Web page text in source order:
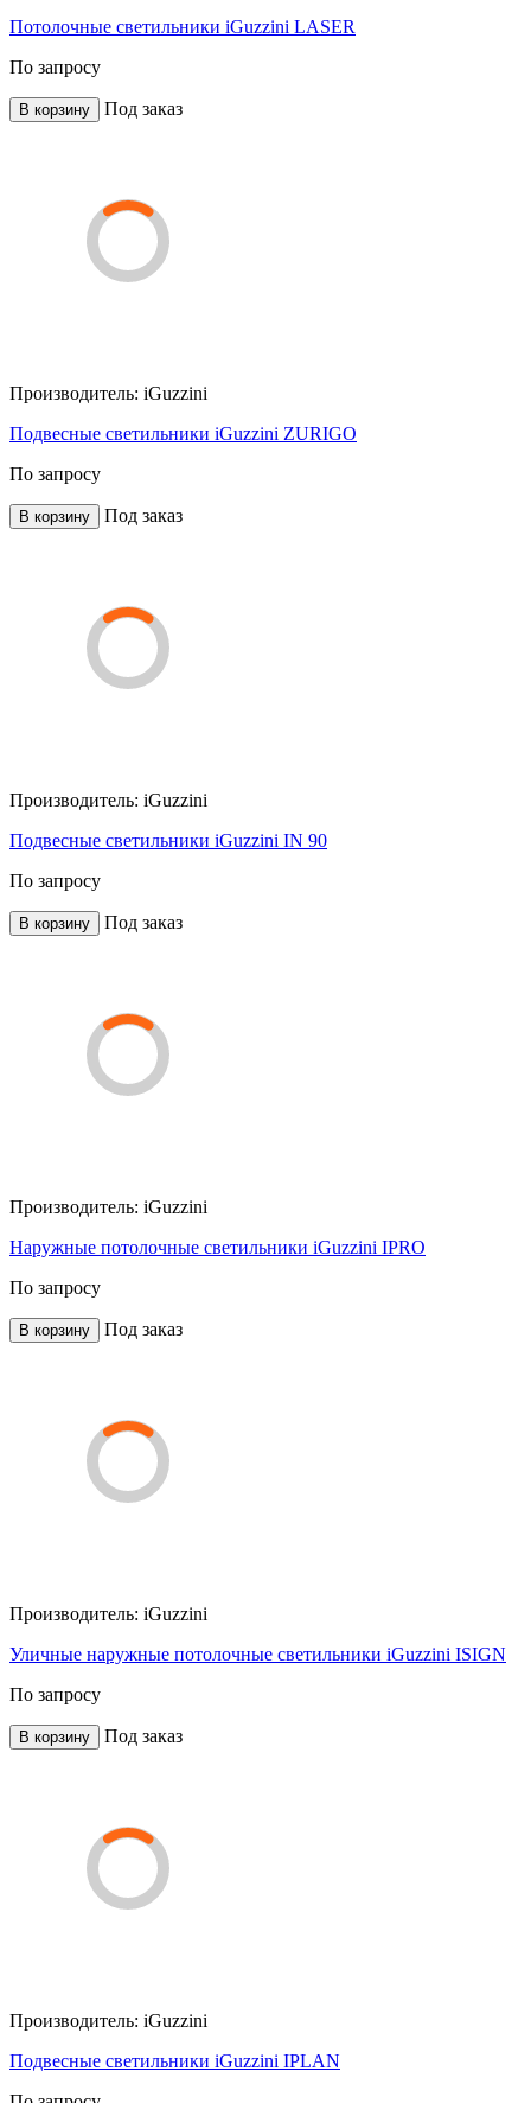
Потолочные светильники iGuzzini LASER
По запросу
В корзину Под заказ
Производитель: iGuzzini
Подвесные светильники iGuzzini ZURIGO
По запросу
В корзину Под заказ
Производитель: iGuzzini
Подвесные светильники iGuzzini IN 90
По запросу
В корзину Под заказ
Производитель: iGuzzini
Наружные потолочные светильники iGuzzini IPRO
По запросу
В корзину Под заказ
Производитель: iGuzzini
Уличные наружные потолочные светильники iGuzzini ISIGN
По запросу
В корзину Под заказ
Производитель: iGuzzini
Подвесные светильники iGuzzini IPLAN